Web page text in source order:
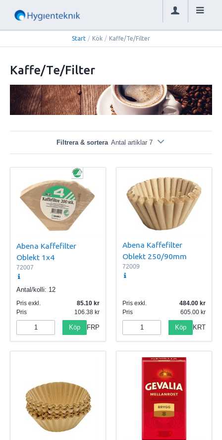
Start / Kök / Kaffe/Te/Filter
Kaffe/Te/Filter
Filtrera & sortera Antal artiklar 7
Abena Kaffefilter
Oblekt 1x4
72007
Antal/kolli: 12
Pris exkl.
85.10
Pris
106.38
Köp FRP
Abena Kaffefilter
Oblekt 250/90mm
72009
Pris exkl.
484.00
Pris
605.00
Köp KRT